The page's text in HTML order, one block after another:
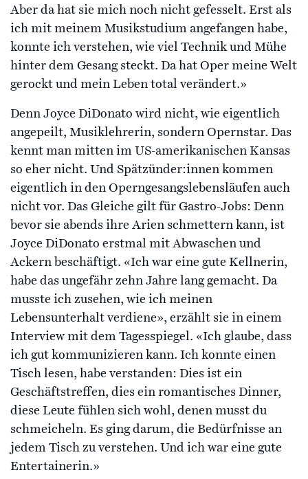
Aber da hat sie mich noch nicht gefesselt. Erst als
ich mit meinem Musikstudium angefangen habe,
konnte ich verstehen, wie viel Technik und Mühe
hinter dem Gesang steckt. Da hat Oper meine Welt
gerockt und mein Leben total verändert.»
Denn Joyce DiDonato wird nicht, wie eigentlich
angepeilt, Musiklehrerin, sondern Opernstar. Das
kennt man mitten im US-amerikanischen Kansas
so eher nicht. Und Spätzünder:innen kommen
eigentlich in den Operngesangslebensläufen auch
nicht vor. Das Gleiche gilt für Gastro-Jobs: Denn
bevor sie abends ihre Arien schmettern kann, ist
Joyce DiDonato erstmal mit Abwaschen und
Ackern beschäftigt. «Ich war eine gute Kellnerin,
habe das ungefähr zehn Jahre lang gemacht. Da
musste ich zusehen, wie ich meinen
Lebensunterhalt verdiene», erzählt sie in einem
Interview mit dem Tagesspiegel. «Ich glaube, dass
ich gut kommunizieren kann. Ich konnte einen
Tisch lesen, habe verstanden: Dies ist ein
Geschäftstreffen, dies ein romantisches Dinner,
diese Leute fühlen sich wohl, denen musst du
schmeicheln. Es ging darum, die Bedürfnisse an
jedem Tisch zu verstehen. Und ich war eine gute
Entertainerin.»